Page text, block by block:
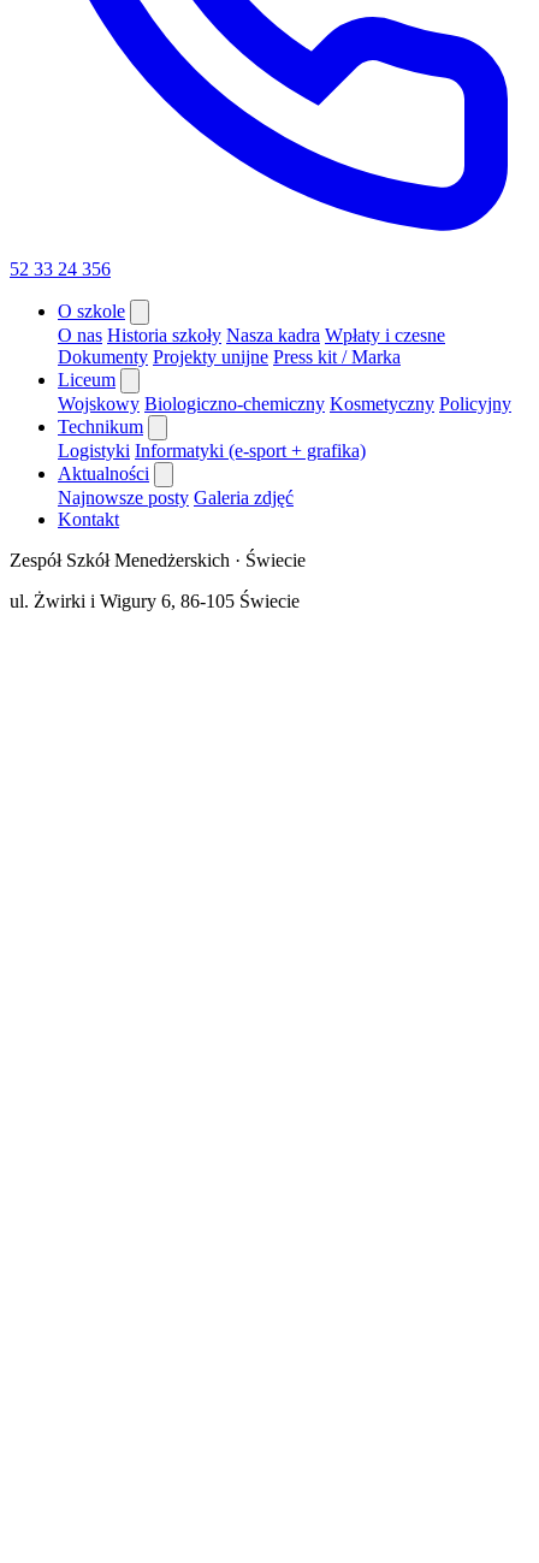
52 33 24 356
O szkole
O nas Historia szkoły Nasza kadra Wpłaty i czesne
Dokumenty Projekty unijne Press kit / Marka
Liceum
Wojskowy Biologiczno-chemiczny Kosmetyczny Policyjny
Technikum
Logistyki Informatyki (e-sport + grafika)
Aktualności
Najnowsze posty Galeria zdjęć
Kontakt
Zespół Szkół Menedżerskich · Świecie
ul. Żwirki i Wigury 6, 86-105 Świecie